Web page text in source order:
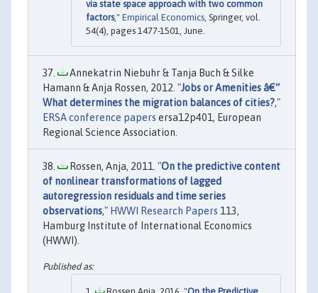
via state space approach with two common
factors," Empirical Economics, Springer, vol.
54(4), pages 1477-1501, June.
Annekatrin Niebuhr & Tanja Buch & Silke
Hamann & Anja Rossen, 2012. "Jobs or Amenities â€“
What determines the migration balances of cities?,"
ERSA conference papers ersa12p401, European
Regional Science Association.
Rossen, Anja, 2011. "On the predictive content
of nonlinear transformations of lagged
autoregression residuals and time series
observations," HWWI Research Papers 113,
Hamburg Institute of International Economics
(HWWI).